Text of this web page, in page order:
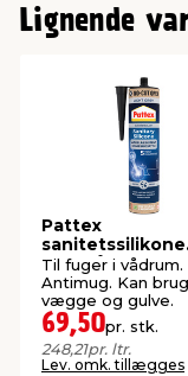
Lignende
Pattex
sanitetssilikone
lysegrå 280 ml
Til fuger i vådrum.
Antimug. Kan
vægge og gulve.
69,50pr. stk.
248,21pr. ltr.
Lev. omk. tillægges